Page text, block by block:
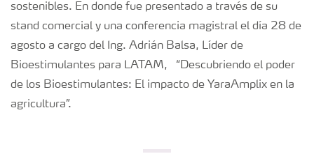
sostenibles. En donde fue presentado a través de su
stand comercial y una conferencia magistral el día 28 de
agosto a cargo del Ing. Adrián Balsa, Líder de
Bioestimulantes para LATAM, “ Descubriendo el poder
de los Bioestimulantes: El impacto de YaraAmplix en la
agricultura”.